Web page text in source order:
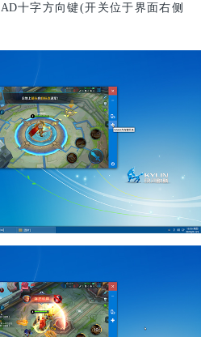
十字方向键(开关位于界面右侧